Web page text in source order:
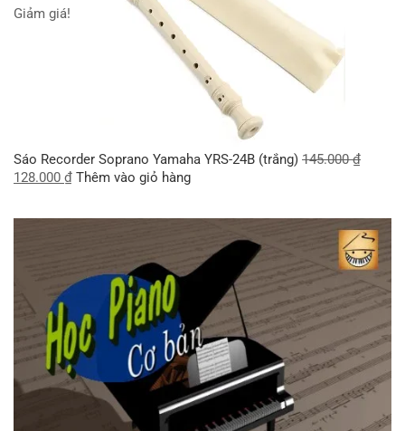
Giảm giá!
Sáo Recorder Soprano Yamaha YRS-24B (trắng) 145.000₫
128.000 ₫ Thêm vào giỏ hàng